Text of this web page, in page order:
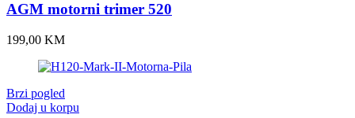
AGM motorni trimer 520
199,00 KM
Brzi pogled
Dodaj u korpu